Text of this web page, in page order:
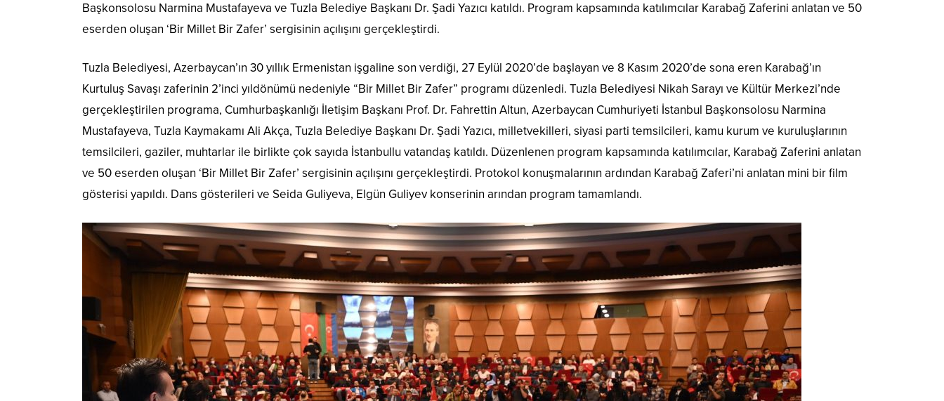
Başkonsolosu Narmina Mustafayeva ve Tuzla Belediye Başkanı Dr. Şadi Yazıcı katıldı. Program kapsamında katılımcılar Karabağ Zaferini anlatan ve 50
eserden oluşan ‘Bir Millet Bir Zafer’ sergisinin açılışını gerçekleştirdi.
Tuzla Belediyesi, Azerbaycan’ın 30 yıllık Ermenistan işgaline son verdiği, 27 Eylül 2020’de başlayan ve 8 Kasım 2020’de sona eren Karabağ’ın
Kurtuluş Savaşı zaferinin 2’inci yıldönümü nedeniyle “Bir Millet Bir Zafer” programı düzenledi. Tuzla Belediyesi Nikah Sarayı ve Kültür Merkezi’nde
gerçekleştirilen programa, Cumhurbaşkanlığı İletişim Başkanı Prof. Dr. Fahrettin Altun, Azerbaycan Cumhuriyeti İstanbul Başkonsolosu Narmina
Mustafayeva, Tuzla Kaymakamı Ali Akça, Tuzla Belediye Başkanı Dr. Şadi Yazıcı, milletvekilleri, siyasi parti temsilcileri, kamu kurum ve kuruluşlarının
temsilcileri, gaziler, muhtarlar ile birlikte çok sayıda İstanbullu vatandaş katıldı. Düzenlenen program kapsamında katılımcılar, Karabağ Zaferini anlatan
ve 50 eserden oluşan ‘Bir Millet Bir Zafer’ sergisinin açılışını gerçekleştirdi. Protokol konuşmalarının ardından Karabağ Zaferi’ni anlatan mini bir film
gösterisi yapıldı. Dans gösterileri ve Seida Guliyeva, Elgün Guliyev konserinin arından program tamamlandı.